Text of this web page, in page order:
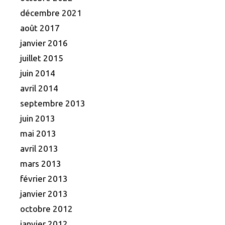
décembre 2021
août 2017
janvier 2016
juillet 2015
juin 2014
avril 2014
septembre 2013
juin 2013
mai 2013
avril 2013
mars 2013
février 2013
janvier 2013
octobre 2012